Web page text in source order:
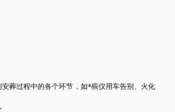
葬过程中的各个环节，如*殡仪用车告别、火化